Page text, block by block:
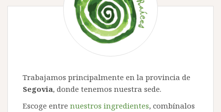
Trabajamos principalmente en la provincia de
Segovia, donde tenemos nuestra sede.
Escoge entre nuestros ingredientes, combínalos